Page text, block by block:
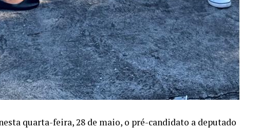
quarta-feira, 28 de maio, o pré-candidato a deputado